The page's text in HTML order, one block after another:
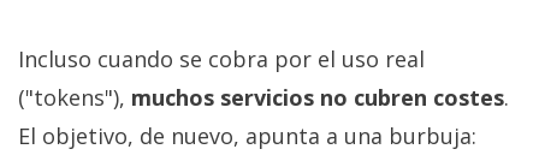
Incluso cuando se cobra por el uso real
("tokens"), muchos servicios no cubren costes.
El objetivo, de nuevo, apunta a una burbuja: